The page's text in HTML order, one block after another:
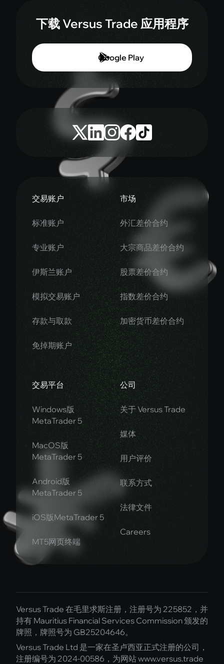
下载 Versus Trade 应用程序
Google Play
交易账户
标准账户
专业账户
伊斯兰账户
模拟交易账户
存款与取款
免掉期账户
市场
外汇差价合约
大宗商品差价合约
股票差价合约
指数差价合约
加密货币差价合约
交易平台
Windows版
MetaTrader 5
MacOS版
MetaTrader 5
Android版
MetaTrader 5
iOS版MetaTrader 5
MT5网页终端
公司
关于 Versus Trade
媒体
用户评价
联系方式
法律文件
Careers
Versus Trade 在毛里求斯注册，注册号为 225852，并
持有 Mauritius Financial Services Commission 颁发的
牌照，牌照号为 GB25204646。
Versus Trade Ltd 是一家在圣卢西亚正式注册的公司，
注册编号为 2024-00586，为网站 www.versus.trade